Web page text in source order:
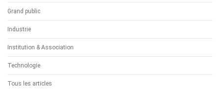
Grand public
Industrie
Institution & Association
Technologie
Tous les articles